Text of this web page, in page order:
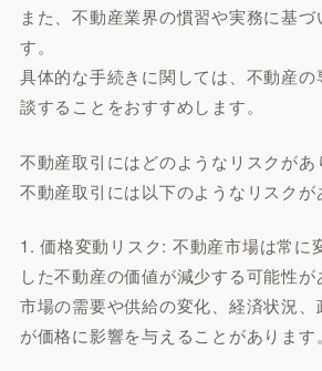
また、不動産業界の慣習や実務に基
す。
具体的な手続きに関しては、不動産
談することをおすすめします。
不動産取引にはどのようなリスクがあ
不動産取引には以下のようなリスクが
1. 価格変動リスク: 不動産市場は常に
した不動産の価値が減少する可能性が
市場の需要や供給の変化、経済状況
が価格に影響を与えることがあります。